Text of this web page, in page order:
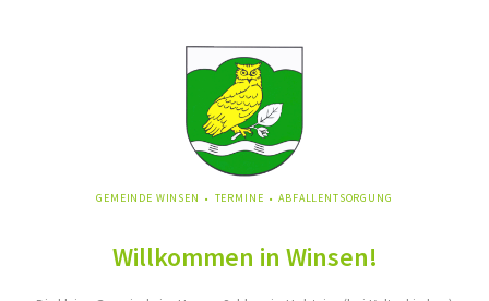
NAVIGATION
GEMEINDE WINSEN TERMINE ABFALLENTSORGUNG
Willkommen in Winsen!